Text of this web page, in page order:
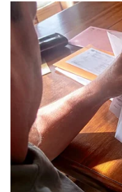
Làm đẹp - giảm cân
Phòng mạch online
Ăn sạch sống khỏe